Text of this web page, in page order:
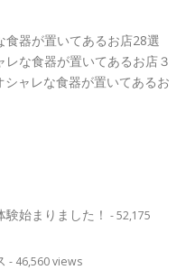
器が置いてあるお店28選
な食器が置いてあるお店３
ャレな食器が置いてあるお
始まりました！ - 52,175
- 46,560 views